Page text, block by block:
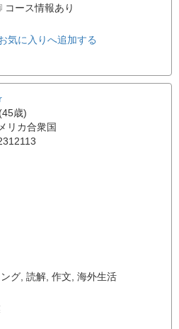
コース情報あり
気に入りへ追加する
歳)
リカ合衆国
グ 読解 作文 海外生活